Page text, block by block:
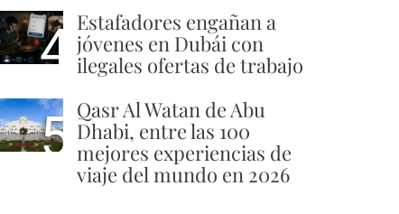
4 Estafadores engañan a
jóvenes en Dubái con
ilegales ofertas de trabajo
5 Qasr Al Watan de Abu
Dhabi, entre las 100
mejores experiencias de
viaje del mundo en 2026